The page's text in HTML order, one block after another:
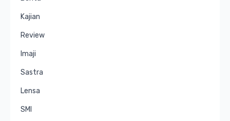
Kajian
Review
Imaji
Sastra
Lensa
SMI